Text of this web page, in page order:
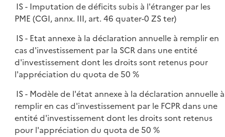
IS - Imputation de déficits subis à l'étranger par les
PME (CGI, annx. III, art. 46 quater-0 ZS ter)
IS - Etat annexe à la déclaration annuelle à remplir en
cas d'investissement par la SCR dans une entité
d'investissement dont les droits sont retenus pour
l'appréciation du quota de 50 %
IS - Modèle de l'état annexe à la déclaration annuelle à
remplir en cas d'investissement par le FCPR dans une
entité d'investissement dont les droits sont retenus
pour l'appréciation du quota de 50 %